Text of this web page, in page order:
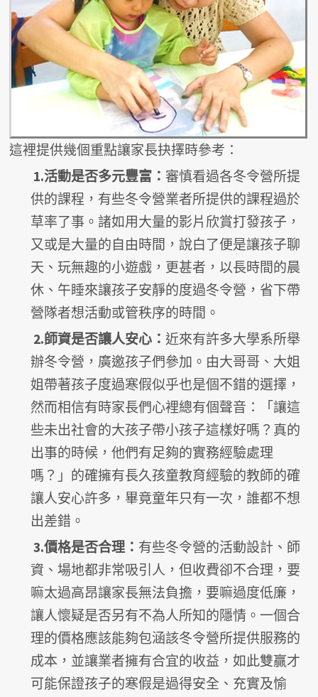
這裡提供幾個重點讓家長抉擇時參考：
1.活動是否多元豐富： 審慎看過各冬令營所提
供的課程，有些冬令營業者所提供的課程過於
草率了事。諸如用大量的影片欣賞打發孩子，
又或是大量的自由時間，說白了便是讓孩子聊
天、玩無趣的小遊戲，更甚者，以長時間的晨
休、午睡來讓孩子安靜的度過冬令營，省下帶
營隊者想活動或管秩序的時間。
2.師資是否讓人安心： 近來有許多大學系所舉
辦冬令營，廣邀孩子們參加。由大哥哥、大姐
姐帶著孩子度過寒假似乎也是個不錯的選擇，
然而相信有時家長們心裡總有個聲音：「讓這
些未出社會的大孩子帶小孩子這樣好嗎？真的
出事的時候，他們有足夠的實務經驗處理
嗎？」的確擁有長久孩童教育經驗的教師的確
讓人安心許多，畢竟童年只有一次，誰都不想
出差錯。
3.價格是否合理： 有些冬令營的活動設計、師
資、場地都非常吸引人，但收費卻不合理，要
嘛太過高昂讓家長無法負擔，要嘛過度低廉，
讓人懷疑是否另有不為人所知的隱情。一個合
理的價格應該能夠包涵該冬令營所提供服務的
成本，並讓業者擁有合宜的收益，如此雙贏才
可能保證孩子的寒假是過得安全、充實及愉